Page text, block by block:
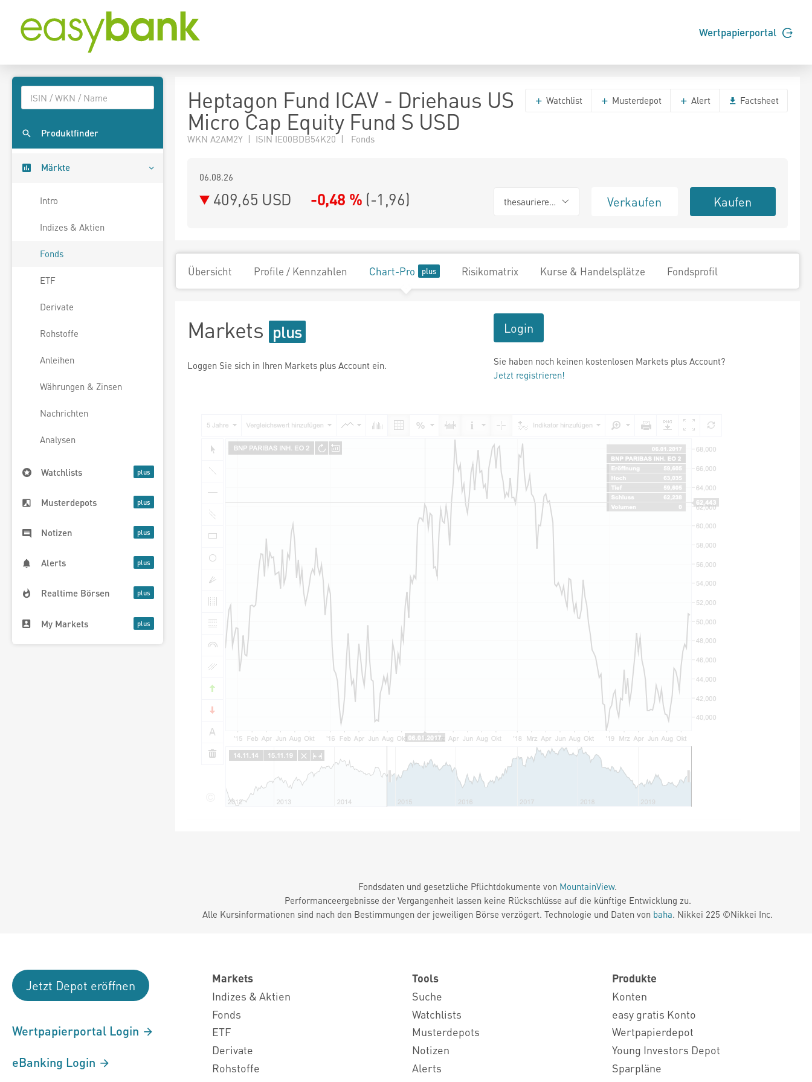
Wertpapierportal
Produktfinder
Märkte
Intro
Indizes & Aktien
Fonds
ETF
Derivate
Rohstoffe
Anleihen
Währungen & Zinsen
Nachrichten
Analysen
Watchlists
Musterdepots
Notizen
Alerts
Realtime Börsen
My Markets
Heptagon Fund ICAV - Driehaus US
Micro Cap Equity Fund S USD
WKN A2AM2Y | ISIN IE00BDB54K20 | Fonds
Watchlist Musterdepot Alert Factsheet
06.08.26
409,65 USD -0,48 % (-1,96) thesaurierend Verkaufen Kaufen
Übersicht Profile / Kennzahlen Chart-Pro Risikomatrix Kurse & Handelsplätze Fondsprofil
Markets
Loggen Sie sich in Ihren Markets plus Account ein.
Login
Sie haben noch keinen kostenlosen Markets plus Account?
Jetzt registrieren!
Fondsdaten und gesetzliche Pflichtdokumente von MountainView.
Performanceergebnisse der Vergangenheit lassen keine Rückschlüsse auf die künftige Entwicklung zu.
Alle Kursinformationen sind nach den Bestimmungen der jeweiligen Börse verzögert. Technologie und Daten von baha. Nikkei 225 ©Nikkei Inc.
Jetzt Depot eröffnen
Wertpapierportal Login
eBanking Login
Markets
Indizes & Aktien
Fonds
ETF
Derivate
Rohstoffe
Tools
Suche
Watchlists
Musterdepots
Notizen
Alerts
Produkte
Konten
easy gratis Konto
Wertpapierdepot
Young Investors Depot
Sparpläne